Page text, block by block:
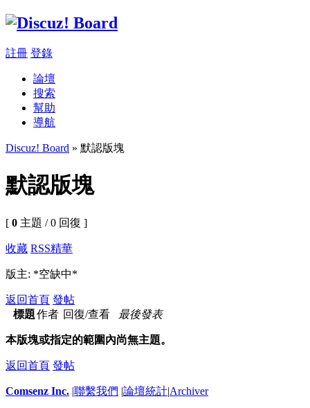
註冊 登錄
論壇
搜索
幫助
導航
Discuz! Board » 默認版塊
默認版塊
[ 0 主題 / 0 回復 ]
收藏 RSS精華
版主: *空缺中*
返回首頁 發帖
標題作者 回復/查看 最後發表
本版塊或指定的範圍內尚無主題。
返回首頁 發帖
Comsenz Inc. |聯繫我們 |論壇統計|Archiver